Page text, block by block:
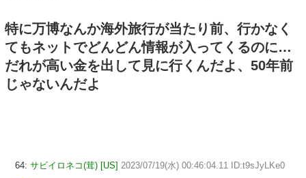
特に万博なんか海外旅行が当たり前、行かなく
てもネットでどんどん情報が入ってくるのに…
だれが高い金を出して見に行くんだよ、50年前
じゃないんだよ
64: サビイロネコ(茸) [US] 2023/07/19(水) 00:46:04.11 ID:t9sJyLKe0